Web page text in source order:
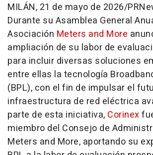
MILÁN, 21 de mayo de 2026/
Durante su Asamblea General
Asociación Meters and More
ampliación de su labor de
para incluir diversas soluciones
entre ellas la tecnología
(BPL), con el fin de impulsar el
infraestructura de red eléctrica
parte de esta iniciativa, Corinex
miembro del Consejo de
Meters and More, aportando su